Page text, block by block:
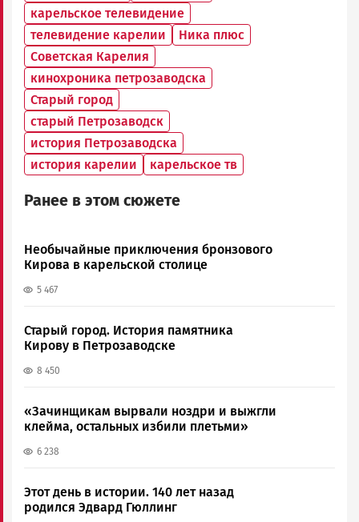
карельское телевидение
телевидение карелии
Ника плюс
Советская Карелия
кинохроника петрозаводска
Старый город
старый Петрозаводск
история Петрозаводска
история карелии
карельское тв
Ранее в этом сюжете
Необычайные приключения бронзового
Кирова в карельской столице
5 467
Старый город. История памятника
Кирову в Петрозаводске
8 450
«Зачинщикам вырвали ноздри и выжгли
клейма, остальных избили плетьми»
6 238
Этот день в истории. 140 лет назад
родился Эдвард Гюллинг